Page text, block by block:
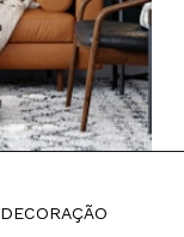
DECORAÇÃO